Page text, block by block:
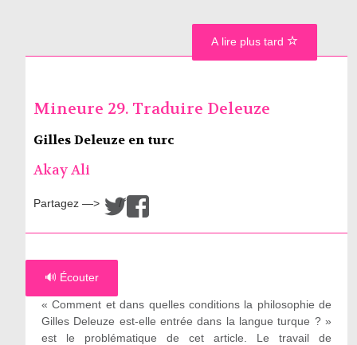
Mineure 29. Traduire Deleuze
Gilles Deleuze en turc
Akay Ali
Partagez —> /
🔊 Écouter
« Comment et dans quelles conditions la philosophie de
Gilles Deleuze est-elle entrée dans la langue turque ? »
est le problématique de cet article. Le travail de
A lire plus tard